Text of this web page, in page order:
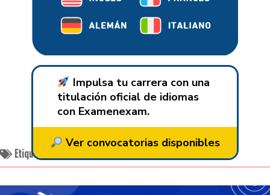
Impulsa tu carrera con una
titulación oficial de idiomas
con Examenexam.
Ver convocatorias disponibles
Etiquetado: